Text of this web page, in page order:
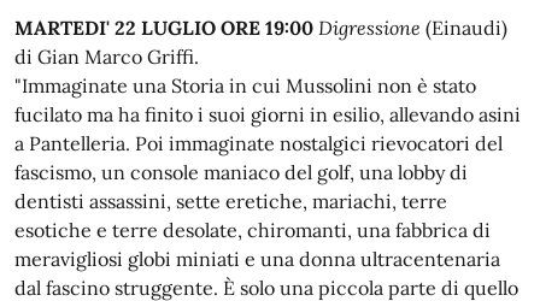
MARTEDI' 22 LUGLIO ORE 19:00 Digressione (Einaudi)
di Gian Marco Griffi.
"Immaginate una Storia in cui Mussolini non è stato
fucilato ma ha finito i suoi giorni in esilio, allevando asini
a Pantelleria. Poi immaginate nostalgici rievocatori del
fascismo, un console maniaco del golf, una lobby di
dentisti assassini, sette eretiche, mariachi, terre
esotiche e terre desolate, chiromanti, una fabbrica di
meravigliosi globi miniati e una donna ultracentenaria
dal fascino struggente. È solo una piccola parte di quello